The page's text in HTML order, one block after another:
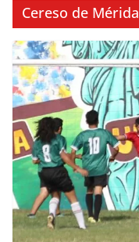
Cereso de Mérida